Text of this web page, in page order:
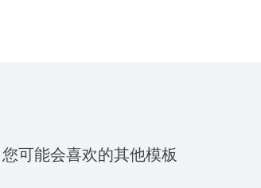
您可能会喜欢的其他模板